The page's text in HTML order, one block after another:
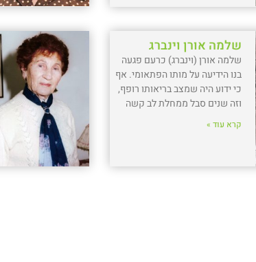
שלמה אורן וינברג
שלמה אורן (וינברג) כרעם פגעה
בנו הידיעה על מותו הפתאומי. אף
כי ידוע היה שמצב בריאותו רופף,
וזה שנים סבל ממחלת לב קשה
קרא עוד »